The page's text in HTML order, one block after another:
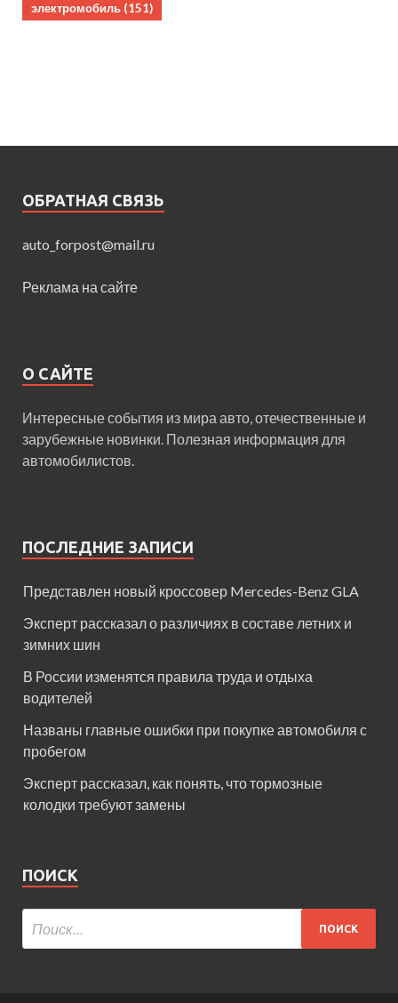
электромобиль (151)
ОБРАТНАЯ СВЯЗЬ
auto_forpost@mail.ru
Реклама на сайте
О САЙТЕ
Интересные события из мира авто, отечественные и
зарубежные новинки. Полезная информация для
автомобилистов.
ПОСЛЕДНИЕ ЗАПИСИ
Представлен новый кроссовер Mercedes-Benz GLA
Эксперт рассказал о различиях в составе летних и
зимних шин
В России изменятся правила труда и отдыха
водителей
Названы главные ошибки при покупке автомобиля с
пробегом
Эксперт рассказал, как понять, что тормозные
колодки требуют замены
ПОИСК